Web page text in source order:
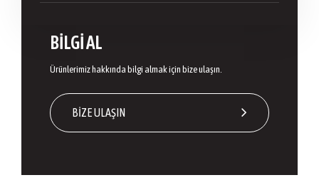
BİLGİ AL
Ürünlerimiz hakkında bilgi almak için bize ulaşın.
BİZE ULAŞIN